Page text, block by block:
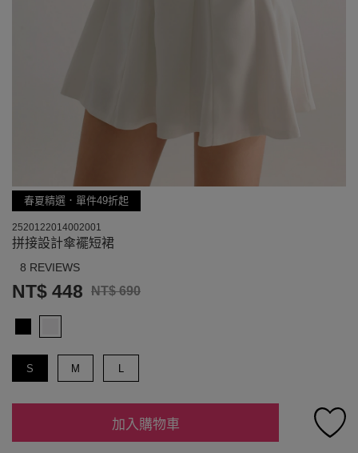
春夏精選．單件49折起
2520122014002001
拼接設計傘襬短裙
8 REVIEWS
NT$ 448 NT$ 690
S M L
加入購物車